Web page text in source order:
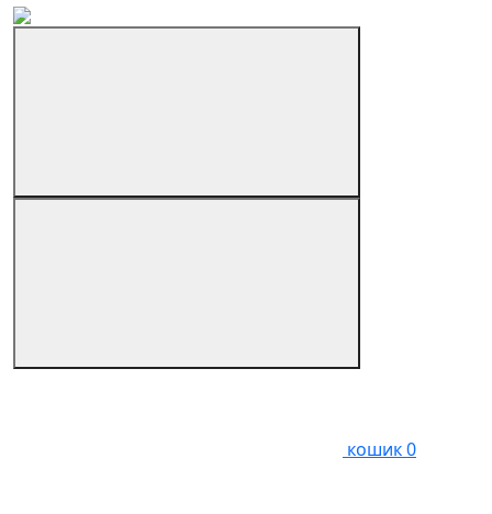
кошик0